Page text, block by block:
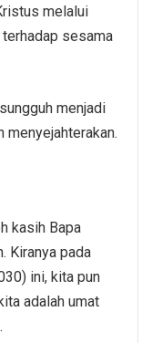
melalui
sesama
menjadi
menyejahterakan.
kasih Bapa
Kiranya pada
ini, kita pun
adalah umat